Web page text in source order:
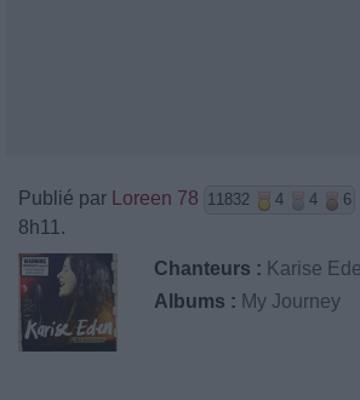
Publié par Loreen 78 11832 4 4 6
8h11.
Chanteurs : Karise
Albums : My Journey